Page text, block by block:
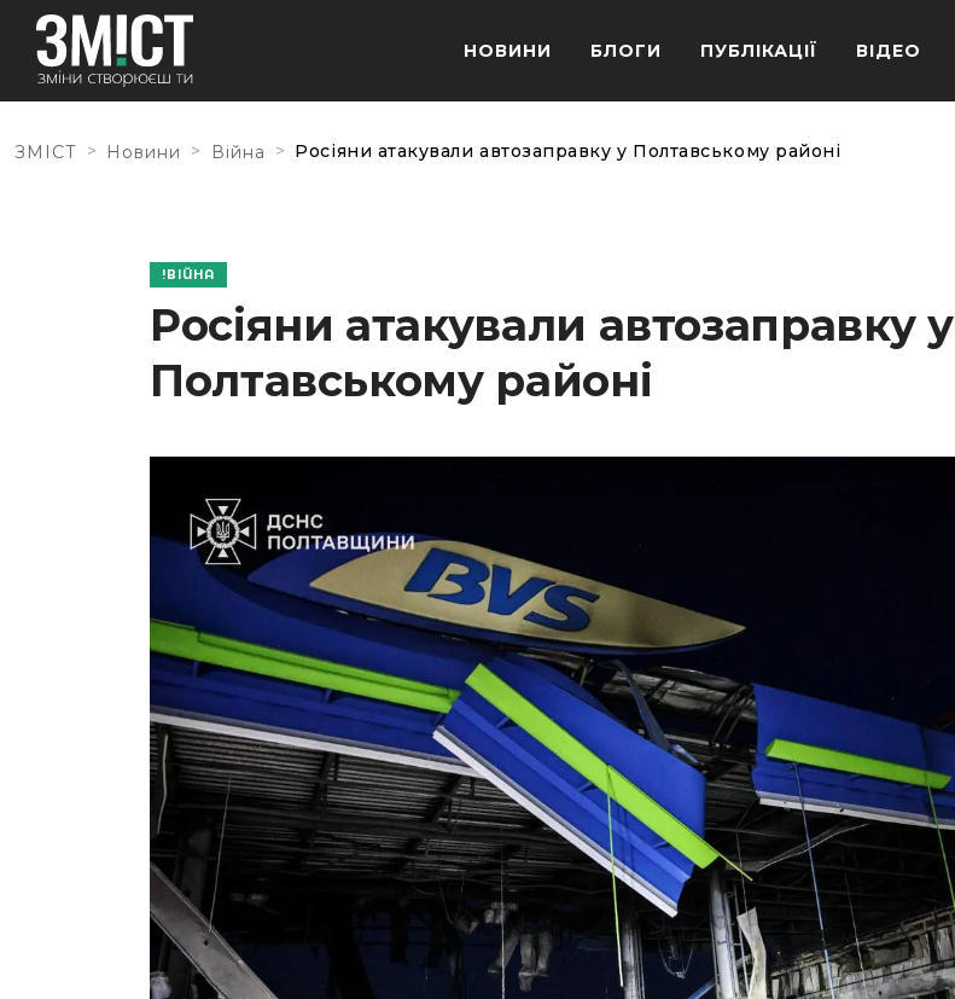
НОВИНИ БЛОГИ ПУБЛІКАЦІЇ ВІДЕО
ЗМІСТ > Новини > Війна > Росіяни атакували автозаправку у Полтавському районі
ВІЙНА
Росіяни атакували автозаправку у
Полтавському районі